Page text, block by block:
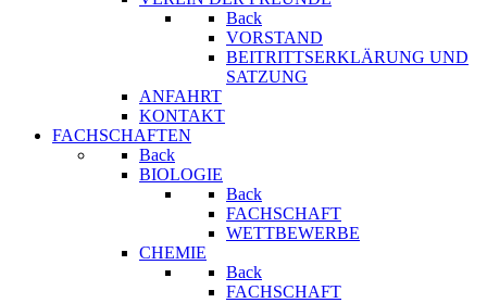
Back
VORSTAND
BEITRITTSERKLÄRUNG UND
SATZUNG
ANFAHRT
KONTAKT
FACHSCHAFTEN
Back
BIOLOGIE
Back
FACHSCHAFT
WETTBEWERBE
CHEMIE
Back
FACHSCHAFT